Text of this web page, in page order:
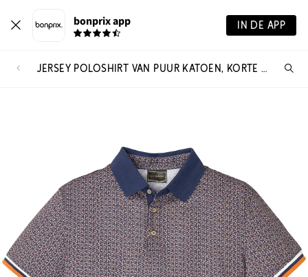
bonprix app IN DE APP
JERSEY POLOSHIRT VAN PUUR KATOEN, KORTE MOUW